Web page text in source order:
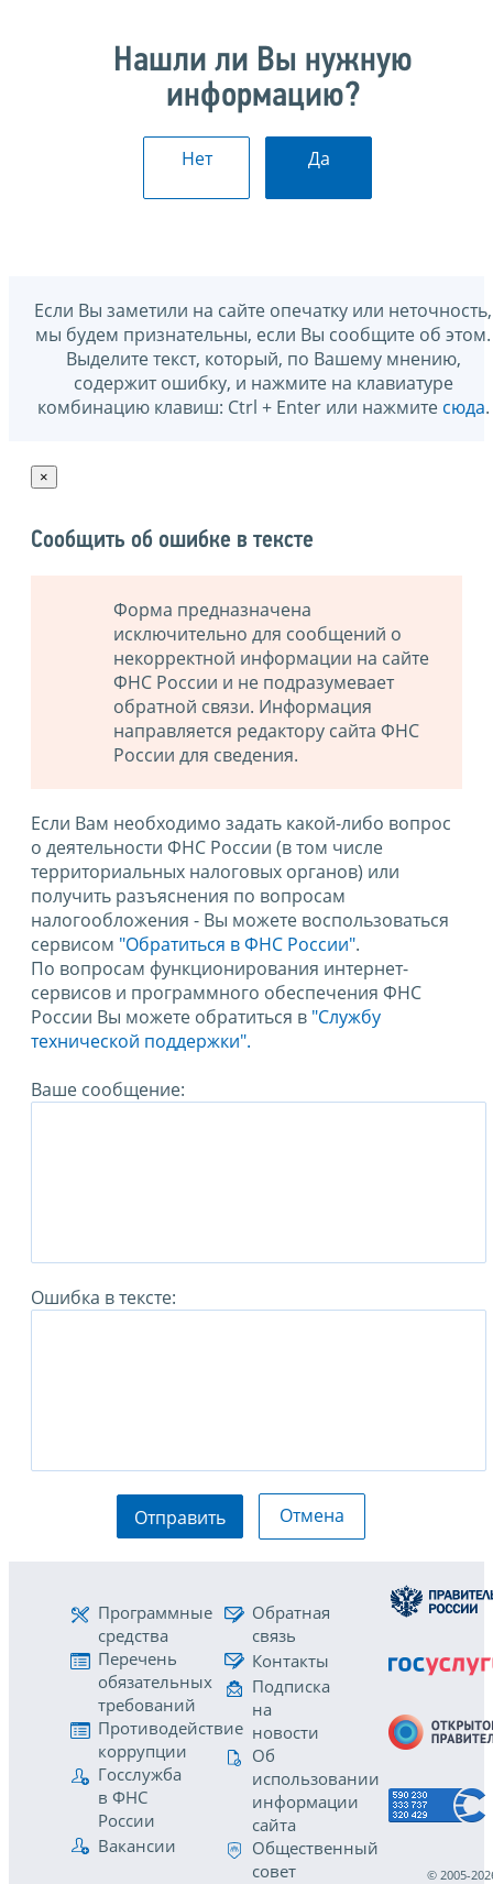
Нашли ли Вы нужную
информацию?
Нет Да
Если Вы заметили на сайте опечатку или неточность,
мы будем признательны, если Вы сообщите об этом.
Выделите текст, который, по Вашему мнению,
содержит ошибку, и нажмите на клавиатуре
комбинацию клавиш: Ctrl + Enter или нажмите сюда.
×
Сообщить об ошибке в тексте
Форма предназначена
исключительно для сообщений о
некорректной информации на сайте
ФНС России и не подразумевает
обратной связи. Информация
направляется редактору сайта ФНС
России для сведения.
Если Вам необходимо задать какой-либо вопрос
о деятельности ФНС России (в том числе
территориальных налоговых органов) или
получить разъяснения по вопросам
налогообложения - Вы можете воспользоваться
сервисом "Обратиться в ФНС России".
По вопросам функционирования интернет-
сервисов и программного обеспечения ФНС
России Вы можете обратиться в "Службу
технической поддержки".
Ваше сообщение:
Ошибка в тексте:
Отправить Отмена
Программные
средства
Перечень
обязательных
требований
Противодействие
коррупции
Госслужба
в ФНС
России
Вакансии
Обратная
связь
Контакты
Подписка
на
новости
Об
использовании
информации
сайта
Общественный
совет
© 2005-